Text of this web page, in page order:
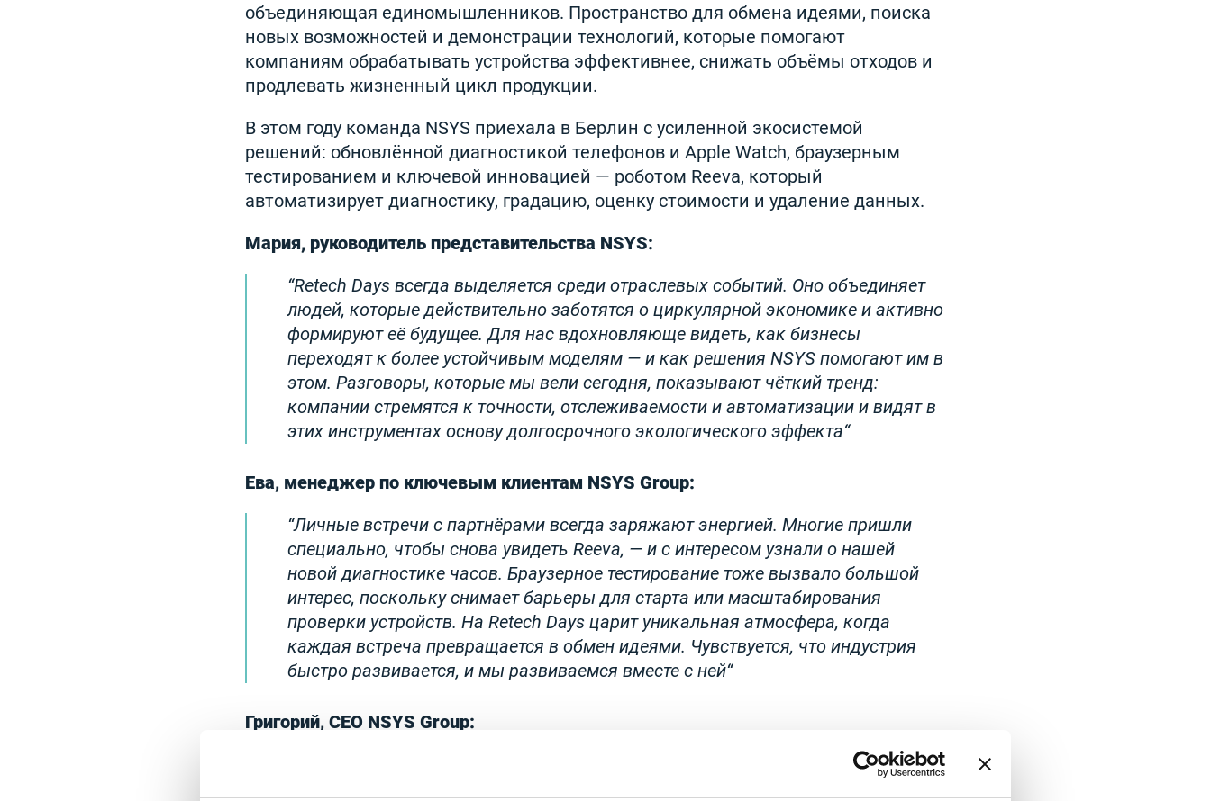
объединяющая единомышленников. Пространство для обмена идеями, поиска
новых возможностей и демонстрации технологий, которые помогают
компаниям обрабатывать устройства эффективнее, снижать объёмы отходов и
продлевать жизненный цикл продукции.
В этом году команда NSYS приехала в Берлин с усиленной экосистемой
решений: обновлённой диагностикой телефонов и Apple Watch, браузерным
тестированием и ключевой инновацией — роботом Reeva, который
автоматизирует диагностику, градацию, оценку стоимости и удаление данных.
Мария, руководитель представительства NSYS:
Retech Days всегда выделяется среди отраслевых событий. Оно объединяет
людей, которые действительно заботятся о циркулярной экономике и активно
формируют её будущее. Для нас вдохновляюще видеть, как бизнесы
переходят к более устойчивым моделям — и как решения NSYS помогают им в
этом. Разговоры, которые мы вели сегодня, показывают чёткий тренд:
компании стремятся к точности, отслеживаемости и автоматизации и видят в
этих инструментах основу долгосрочного экологического эффекта
Ева, менеджер по ключевым клиентам NSYS Group:
Личные встречи с партнёрами всегда заряжают энергией. Многие пришли
специально, чтобы снова увидеть Reeva, — и с интересом узнали о нашей
новой диагностике часов. Браузерное тестирование тоже вызвало большой
интерес, поскольку снимает барьеры для старта или масштабирования
проверки устройств. На Retech Days царит уникальная атмосфера, когда
каждая встреча превращается в обмен идеями. Чувствуется, что индустрия
быстро развивается, и мы развиваемся вместе с ней
Григорий, CEO NSYS Group:
Такие мероприятия, как Retech Days, играют ключевую роль в будущем